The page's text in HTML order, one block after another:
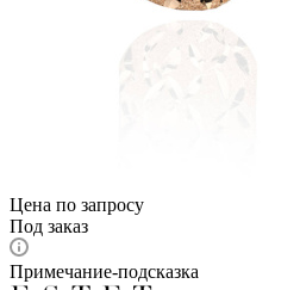
Цена по запросу
Под заказ
Примечание-подсказка